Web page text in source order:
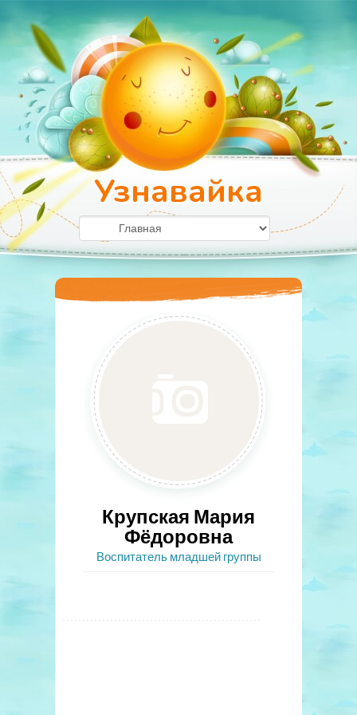
Узнавайка
Крупская Мария
Фёдоровна
Воспитатель младшей группы